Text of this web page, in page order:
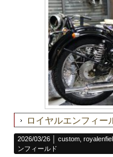
2026/03/26 │ custom,
ンフィールド